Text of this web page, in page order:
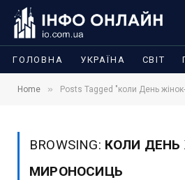
ГОЛОВНА УКРАЇНА СВІТ
Home » Posts Tagged "коли День
BROWSING: КОЛИ ДЕНЬ
МИРОНОСИЦЬ